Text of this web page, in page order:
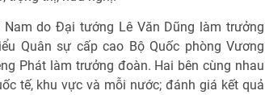
do Đại tướng Lê Văn Dũng làm trưởng
Quân sự cấp cao Bộ Quốc phòng Vương
Phát làm trưởng đoàn. Hai bên cùng nhau
tế, khu vực và mỗi nước; đánh giá kết quả